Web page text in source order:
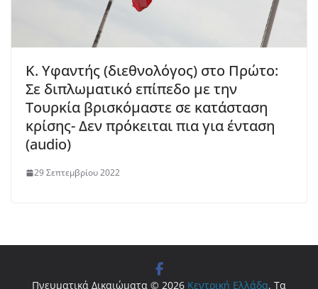
Κ. Υφαντής (διεθνολόγος) στο Πρώτο:
Σε διπλωματικό επίπεδο με την
Τουρκία βρισκόμαστε σε κατάσταση
κρίσης- Δεν πρόκειται πια για ένταση
(audio)
29 Σεπτεμβρίου 2022
Πνευματικά Δικαιώματα © 2026 Κεντρική Ελλάδα. Τα